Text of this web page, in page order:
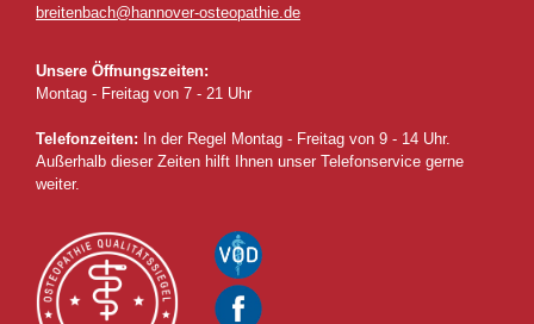
breitenbach@hannover-osteopathie.de
Unsere Öffnungszeiten:
Montag - Freitag von 7 - 21 Uhr
Telefonzeiten: In der Regel Montag - Freitag von 9 - 14 Uhr.
Außerhalb dieser Zeiten hilft Ihnen unser Telefonservice gerne
weiter.